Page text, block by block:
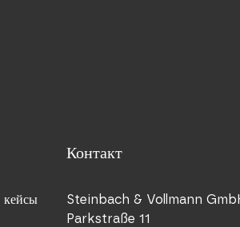
кейсы
Контакт
Steinbach & Vollmann
Parkstraße 11